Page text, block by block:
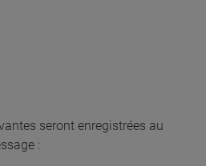
seront enregistrées au
: